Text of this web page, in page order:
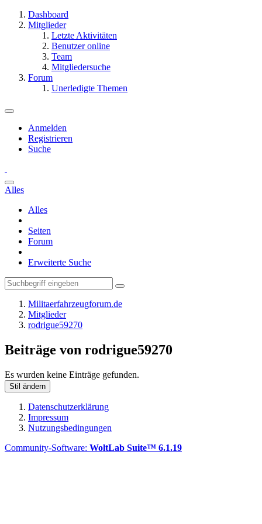
Dashboard
Mitglieder
Letzte Aktivitäten
Benutzer online
Team
Mitgliedersuche
Forum
Unerledigte Themen
Anmelden
Registrieren
Suche
Alles
Alles
Seiten
Forum
Erweiterte Suche
Militaerfahrzeugforum.de
Mitglieder
rodrigue59270
Beiträge von rodrigue59270
Es wurden keine Einträge gefunden.
Stil ändern
Datenschutzerklärung
Impressum
Nutzungsbedingungen
Community-Software: WoltLab Suite™ 6.1.19